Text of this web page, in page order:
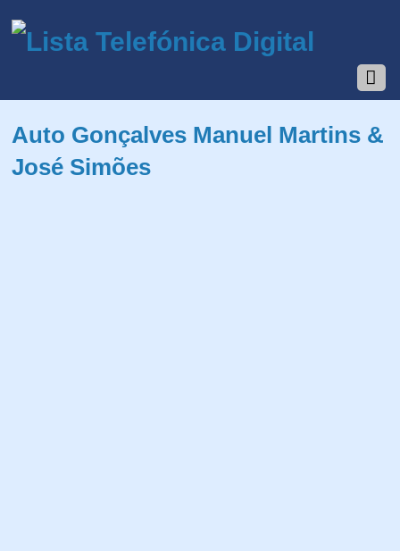
Auto Gonçalves Manuel Martins &
José Simões